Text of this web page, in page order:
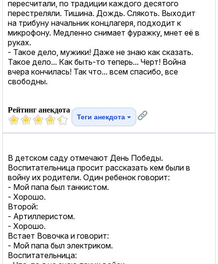
пересчитали, по традиции каждого десятого
перестреляли. Тишина. Дождь. Слякоть. Выходит
на трибуну начальник концлагеря, подходит к
микрофону. Медленно снимает фуражку, мнет её в
руках.
- Такое дело, мужики! Даже не знаю как сказать.
Такое дело... Как быть-то теперь... Черт! Война
вчера кончилась! Так что... всем спасибо, все
свободны.
Рейтинг анекдота
Теги анекдота
В детском саду отмечают День Победы.
Воспитательница просит рассказать кем были в
войну их родители. Один ребенок говорит:
- Мой папа был танкистом.
- Хорошо.
Второй:
- Артиллеристом.
- Хорошо.
Встает Вовочка и говорит:
- Мой папа был электриком.
Воспитательница: